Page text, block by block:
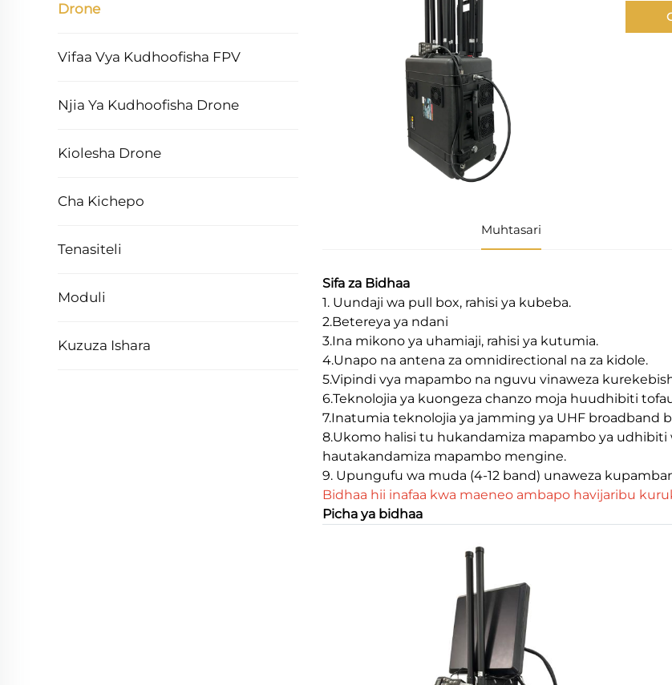
Drone
Vifaa Vya Kudhoofisha FPV
Njia Ya Kudhoofisha Drone
Kiolesha Drone
Cha Kichepo
Tenasiteli
Moduli
Kuzuza Ishara
Muhtasari
Sifa za Bidhaa
1. Uundaji wa pull box, rahisi ya kubeba.
2.Betereya ya ndani
3.Ina mikono ya uhamiaji, rahisi ya kutumia.
4.Unapo na antena za omnidirectional na za kidole.
5.Vipindi vya mapambo na nguvu vinaweza
6.Teknolojia ya kuongeza chanzo moja huudhibiti
7.Inatumia teknolojia ya jamming ya UHF broadband
8.Ukomo halisi tu hukandamiza mapambo ya udhibiti
hautakandamiza mapambo mengine.
9. Upungufu wa muda (4-12 band) unaweza
Bidhaa hii inafaa kwa maeneo ambapo havijaribu
Picha ya bidhaa